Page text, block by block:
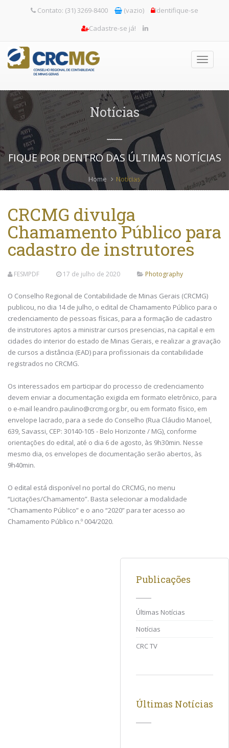
Contato: (31) 3269-8400 (vazio)
Identifique-se
Cadastre-se já!
Toggle
Notícias
FIQUE POR DENTRO DAS ÚLTIMAS NOTÍCIAS
Home Notícias
CRCMG divulga
Chamamento Público para
cadastro de instrutores
FESMPDF 17 de julho de 2020 Photography
O Conselho Regional de Contabilidade de Minas Gerais (CRCMG)
publicou, no dia 14 de julho, o edital de Chamamento Público para o
credenciamento de pessoas físicas, para a formação de cadastro
de instrutores aptos a ministrar cursos presencias, na capital e em
cidades do interior do estado de Minas Gerais, e realizar a gravação
de cursos a distância (EAD) para profissionais da contabilidade
registrados no CRCMG.
Os interessados em participar do processo de credenciamento
devem enviar a documentação exigida em formato eletrônico, para
o e-mail leandro.paulino@crcmg.org.br, ou em formato físico, em
envelope lacrado, para a sede do Conselho (Rua Cláudio Manoel,
639, Savassi, CEP: 30140-105 - Belo Horizonte / MG), conforme
orientações do edital, até o dia 6 de agosto, às 9h30min. Nesse
mesmo dia, os envelopes de documentação serão abertos, às
9h40min.
O edital está disponível no portal do CRCMG, no menu
“Licitações/Chamamento”. Basta selecionar a modalidade
“Chamamento Público” e o ano “2020” para ter acesso ao
Chamamento Público n.º 004/2020.
Publicações
Últimas Notícias
Notícias
CRC TV
Últimas Notícias